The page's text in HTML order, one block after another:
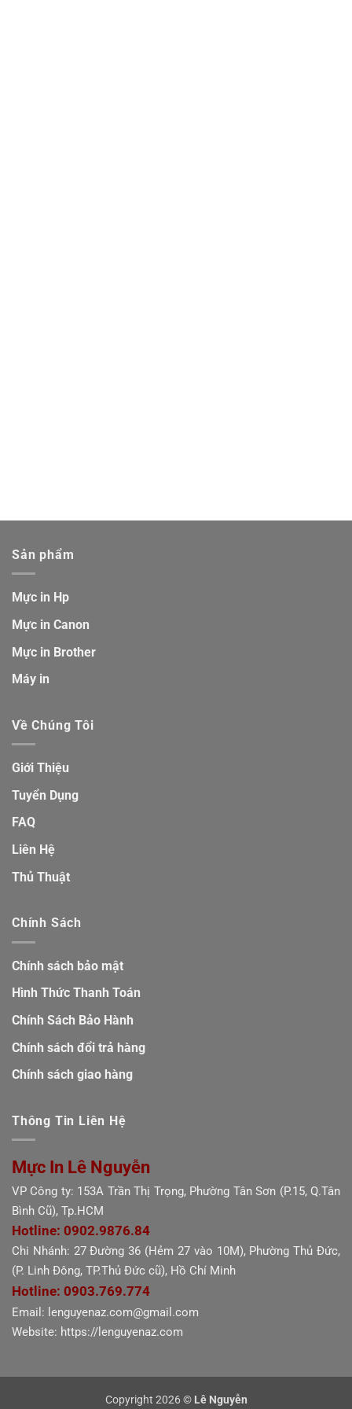
Sản phẩm
Mực in Hp
Mực in Canon
Mực in Brother
Máy in
Về Chúng Tôi
Giới Thiệu
Tuyển Dụng
FAQ
Liên Hệ
Thủ Thuật
Chính Sách
Chính sách bảo mật
Hình Thức Thanh Toán
Chính Sách Bảo Hành
Chính sách đổi trả hàng
Chính sách giao hàng
Thông Tin Liên Hệ
Mực In Lê Nguyễn
VP Công ty: 153A Trần Thị Trọng, Phường Tân Sơn (P.15, Q.Tân
Bình Cũ), Tp.HCM
Hotline: 0902.9876.84
Chi Nhánh: 27 Đường 36 (Hẻm 27 vào 10M), Phường Thủ Đức,
(P. Linh Đông, TP.Thủ Đức cũ), Hồ Chí Minh
Hotline: 0903.769.774
Email: lenguyenaz.com@gmail.com
Website: https://lenguyenaz.com
Copyright 2026 © Lê Nguyễn